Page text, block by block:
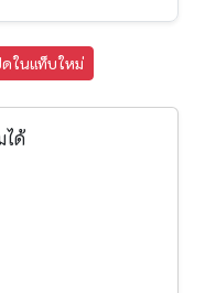
ดในแท็บใหม่
ได้